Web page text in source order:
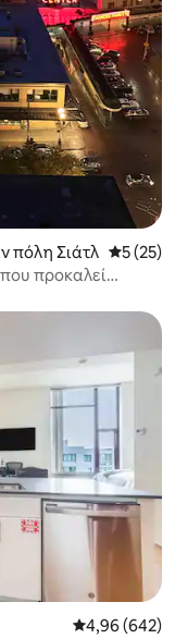
πόλη Σιάτλ Μέση
5 (25)
προκαλεί
Μέση
4,96 (642)